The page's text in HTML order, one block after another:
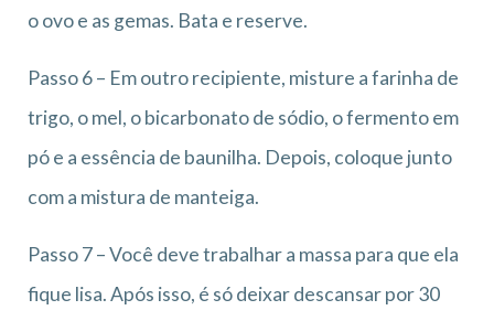
o ovo e as gemas. Bata e reserve.
Passo 6 – Em outro recipiente, misture a farinha de
trigo, o mel, o bicarbonato de sódio, o fermento em
pó e a essência de baunilha. Depois, coloque junto
com a mistura de manteiga.
Passo 7 – Você deve trabalhar a massa para que ela
fique lisa. Após isso, é só deixar descansar por 30